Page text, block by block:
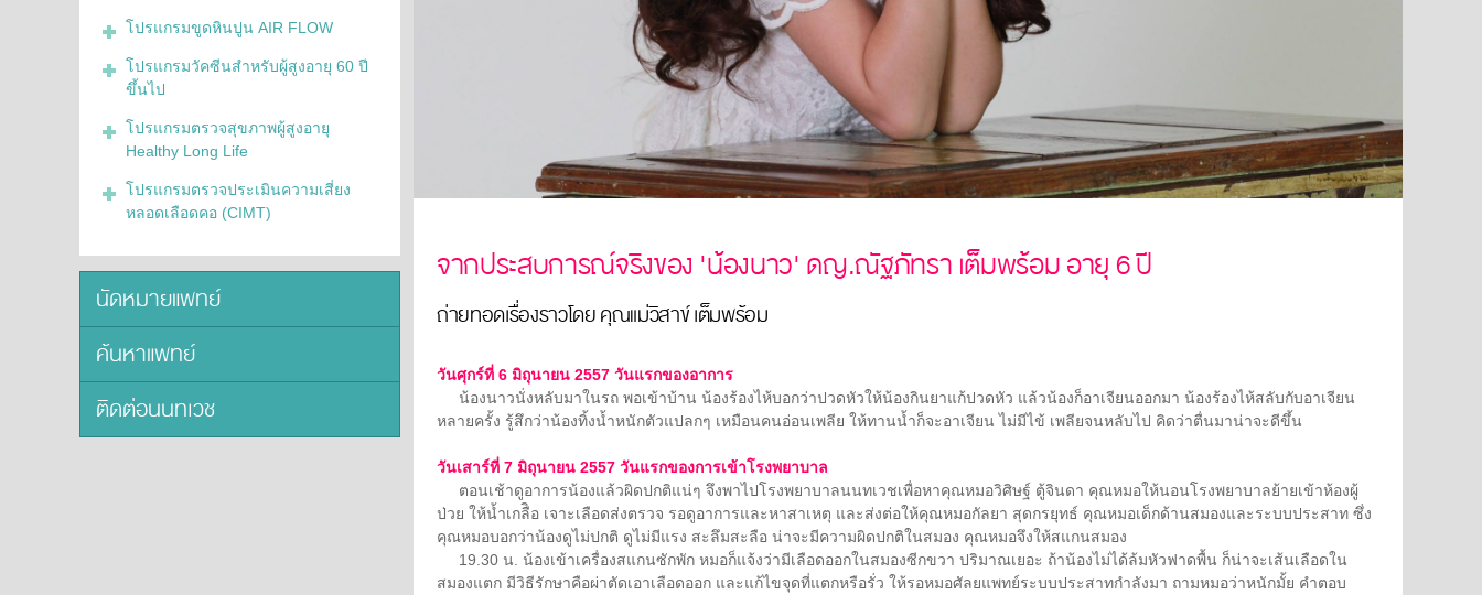
จากประสบการณ์จริงของ 'น้องนาว' ดญ.ณัฐภัทรา เต็มพร้อม อายุ 6 ปี
ถ่ายทอดเรื่องราวโดย คุณแม่วิสาข์ เต็มพร้อม
วันศุกร์ที่ 6 มิถุนายน 2557 วันแรกของอาการ
น้องนาวนั่งหลับมาในรถ พอเข้าบ้าน น้องร้องไห้บอกว่าปวดหัวให้น้องกินยาแก้ปวดหัว แล้วน้องก็อาเจียนออกมา น้องร้องไห้สลับกับอาเจียน
หลายครั้ง รู้สึกว่าน้องทิ้งน้ำหนักตัวแปลกๆ เหมือนคนอ่อนเพลีย ให้ทานน้ำก็จะอาเจียน ไม่มีไข้ เพลียจนหลับไป คิดว่าตื่นมาน่าจะดีขึ้น
วันเสาร์ที่ 7 มิถุนายน 2557 วันแรกของการเข้าโรงพยาบาล
ตอนเช้าดูอาการน้องแล้วผิดปกติแน่ๆ จึงพาไปโรงพยาบาลนนทเวชเพื่อหาคุณหมอวิศิษฐ์ ตู้จินดา คุณหมอให้นอนโรงพยาบาลย้ายเข้าห้องผู้
ป่วย ให้น้ำเกลืิอ เจาะเลือดส่งตรวจ รอดูอาการและหาสาเหตุ และส่งต่อให้คุณหมอกัลยา สุดกรยุทธ์ คุณหมอเด็กด้านสมองและระบบประสาท ซึ่ง
คุณหมอบอกว่าน้องดูไม่ปกติ ดูไม่มีแรง สะลึมสะลือ น่าจะมีความผิดปกติในสมอง คุณหมอจึงให้สแกนสมอง
19.30 น. น้องเข้าเครื่องสแกนซักพัก หมอก็แจ้งว่ามีเลือดออกในสมองซีกขวา ปริมาณเยอะ ถ้าน้องไม่ได้ล้มหัวฟาดพื้น ก็น่าจะเส้นเลือดใน
สมองแตก มีวิธีรักษาคือผ่าตัดเอาเลือดออก และแก้ไขจุดที่แตกหรือรั่ว ให้รอหมอศัลยแพทย์ระบบประสาทกำลังมา ถามหมอว่าหนักมั้ย คำตอบ
โปรแกรมขูดหินปูน AIR FLOW
โปรแกรมวัคซีนสำหรับผู้สูงอายุ 60 ปี
ขึ้นไป
โปรแกรมตรวจสุขภาพผู้สูงอายุ
Healthy Long Life
โปรแกรมตรวจประเมินความเสี่ยง
หลอดเลือดคอ (CIMT)
นัดหมายแพทย์
ค้นหาแพทย์
ติดต่อนนทเวช